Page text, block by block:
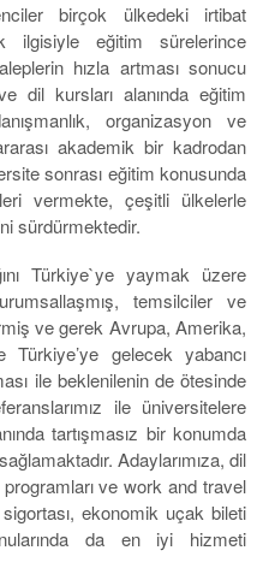
birçok ülkedeki irtibat
ilgisiyle eğitim sürelerince
hızla artması sonucu
dil kursları alanında eğitim
organizasyon ve
akademik bir kadrodan
sonrası eğitim konusunda
vermekte, çeşitli ülkelerle
sürdürmektedir.
Türkiye`ye yaymak üzere
temsilciler ve
ve gerek Avrupa, Amerika,
gelecek yabancı
ile beklenilenin de ötesinde
ile üniversitelere
tartışmasız bir konumda
Adaylarımıza, dil
ve work and travel
ekonomik uçak bileti
da en iyi hizmeti